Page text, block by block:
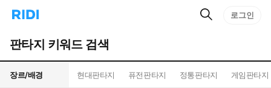
리
으
로
이
동
턴
트
검
색
검
로그인
판타지 키워드 검색
장르/배경 현대판타지 퓨전판타지 정통판타지 게임판타지